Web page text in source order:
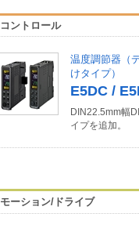
コントロール
温度調節器（
けタイプ）
E5DC /
DIN22.5mm幅
イプを追加。
モーション/ドライブ